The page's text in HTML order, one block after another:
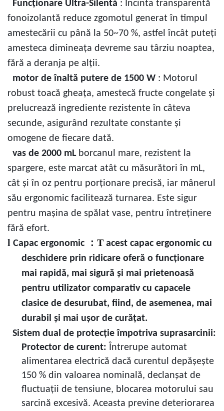
Funcționare Ultra-Silentă : Incinta transparentă
fonoizolantă reduce zgomotul generat în timpul
amestecării cu până la 50~70 %, astfel încât puteți
amesteca dimineața devreme sau târziu noaptea,
fără a deranja pe alții.
motor de înaltă putere de 1500 W : Motorul
robust toacă gheața, amestecă fructe congelate și
prelucrează ingrediente rezistente în câteva
secunde, asigurând rezultate constante și
omogene de fiecare dată.
vas de 2000 mL borcanul mare, rezistent la
spargere, este marcat atât cu măsurători în mL,
cât și în oz pentru porționare precisă, iar mânerul
său ergonomic facilitează turnarea. Este sigur
pentru mașina de spălat vase, pentru întreținere
fără efort.
l Capac ergonomic ： T acest capac ergonomic cu
deschidere prin ridicare oferă o funcționare
mai rapidă, mai sigură și mai prietenoasă
pentru utilizator comparativ cu capacele
clasice de desurubat, fiind, de asemenea, mai
durabil și mai ușor de curățat.
Sistem dual de protecție împotriva suprasarcinii:
Protector de curent: Întrerupe automat
alimentarea electrică dacă curentul depășește
150 % din valoarea nominală, declanșat de
fluctuații de tensiune, blocarea motorului sau
sarcină excesivă. Aceasta previne deteriorarea